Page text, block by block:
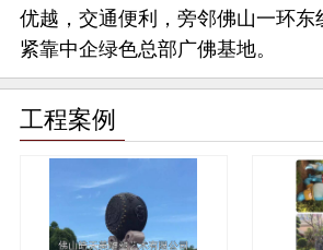
优越，交通便利，旁邻佛山一环东
紧靠中企绿色总部广佛基地。
工程案例